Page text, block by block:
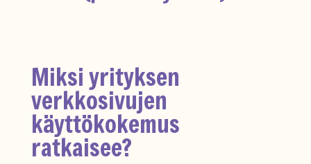
Miksi yrityksen
verkkosivujen
käyttökokemus
ratkaisee?